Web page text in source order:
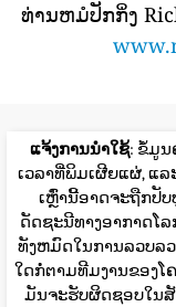
ທ່ານຫມໍປັກກິ່ງ
ແຈ້ງການນໍາໃຊ້: ຂໍ້ມູນ
ເວລາທີ່ພິມເຜີຍແຜ່, ແ
ເຫຼົ່ານີ້ອາດຈະຖືກປັບ
ດັດຊະນີທາງອາກາດໂ
ທັງຫມົດໃນການລວບລ
ໃດກໍ່ຕາມທີມງານຂອງໂ
ມັນຈະຮັບຜິດຊອບໃນ